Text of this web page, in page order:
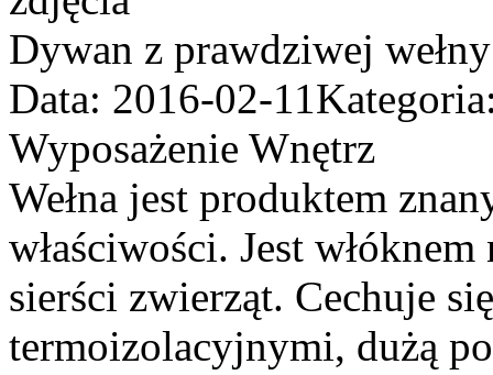
Dywan z prawdziwej
Data: 2016-02-11
Wyposażenie Wnętrz
Wełna jest produktem
właściwości. Jest
sierści zwierząt. Cechuje
termoizolacyjnymi, dużą